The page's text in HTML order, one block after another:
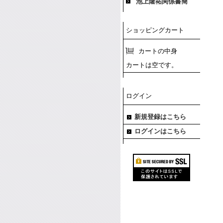
ショッピングカート
カートの中身
カートは空です。
ログイン
新規登録はこちら
ログインはこちら